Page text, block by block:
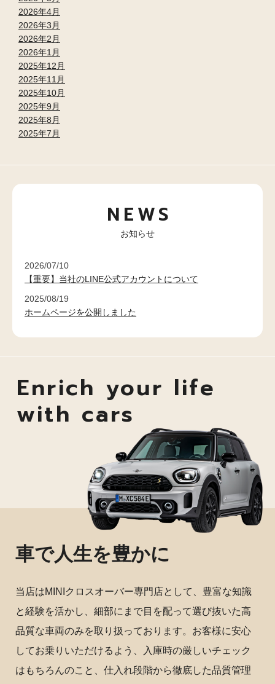
2026年4月
2026年3月
2026年2月
2026年1月
2025年12月
2025年11月
2025年10月
2025年9月
2025年8月
2025年7月
NEWS
お知らせ
2026/07/10
【重要】当社のLINE公式アカウントについて
2025/08/19
ホームページを公開しました
Enrich your life
with cars
車で人生を豊かに
当店はMINIクロスオーバー専門店として、豊富な知識
と経験を活かし、細部にまで目を配って選び抜いた高
品質な車両のみを取り扱っております。お客様に安心
してお乗りいただけるよう、入庫時の厳しいチェック
はもちろんのこと、仕入れ段階から徹底した品質管理